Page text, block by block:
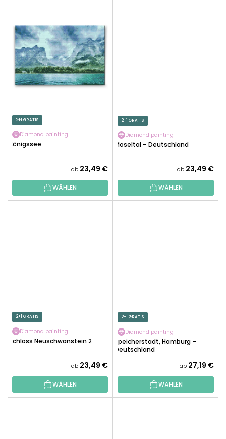
2+1 GRATIS
Diamond painting
Königssee
ab 23,49 €
WÄHLEN
2+1 GRATIS
Diamond painting
Moseltal – Deutschland
ab 23,49 €
WÄHLEN
2+1 GRATIS
Diamond painting
Schloss Neuschwanstein 2
ab 23,49 €
WÄHLEN
2+1 GRATIS
Diamond painting
Speicherstadt, Hamburg –
Deutschland
ab 27,19 €
WÄHLEN